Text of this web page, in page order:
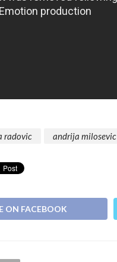
radovic andrija milosevic
ON FACEBOOK